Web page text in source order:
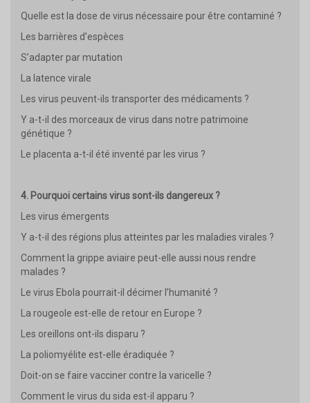
Quelle est la dose de virus nécessaire pour être contaminé ?
Les barrières d’espèces
S’adapter par mutation
La latence virale
Les virus peuvent-ils transporter des médicaments ?
Y a-t-il des morceaux de virus dans notre patrimoine
génétique ?
Le placenta a-t-il été inventé par les virus ?
4. Pourquoi certains virus sont-ils dangereux ?
Les virus émergents
Y a-t-il des régions plus atteintes par les maladies virales ?
Comment la grippe aviaire peut-elle aussi nous rendre
malades ?
Le virus Ebola pourrait-il décimer l’humanité ?
La rougeole est-elle de retour en Europe ?
Les oreillons ont-ils disparu ?
La poliomyélite est-elle éradiquée ?
Doit-on se faire vacciner contre la varicelle ?
Comment le virus du sida est-il apparu ?